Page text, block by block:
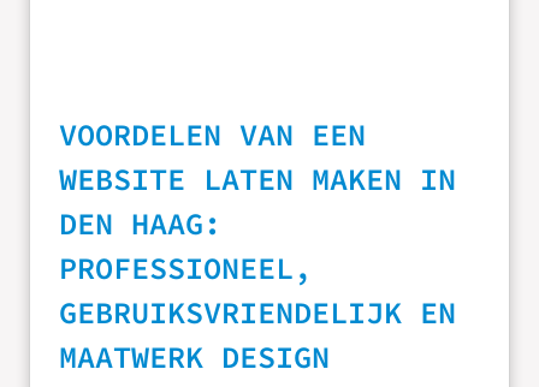
VOORDELEN VAN EEN
WEBSITE LATEN MAKEN IN
DEN HAAG:
PROFESSIONEEL,
GEBRUIKSVRIENDELIJK EN
MAATWERK DESIGN